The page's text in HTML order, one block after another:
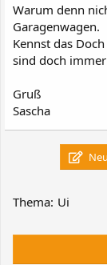
Warum denn
Garagenwagen.
Kennst das
sind doch
Gruß
Sascha
Thema: Ui